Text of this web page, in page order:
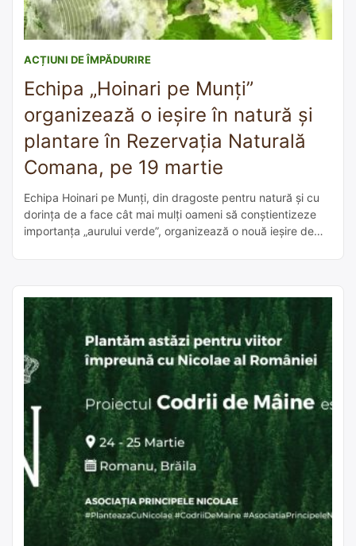
ACȚIUNI DE ÎMPĂDURIRE
Echipa „Hoinari pe Munți”
organizează o ieșire în natură și
plantare în Rezervația Naturală
Comana, pe 19 martie
Echipa Hoinari pe Munți, din dragoste pentru natură și cu
dorința de a face cât mai mulți oameni să conștientizeze
importanța „aurului verde”, organizează o nouă ieșire de